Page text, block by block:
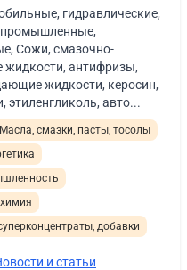
гидравлические,
промышленные,
Сожи, смазочно-
антифризы,
жидкости, керосин,
этиленгликоль, авто...
Масла, смазки, пасты, тосолы
добавки
и статьи